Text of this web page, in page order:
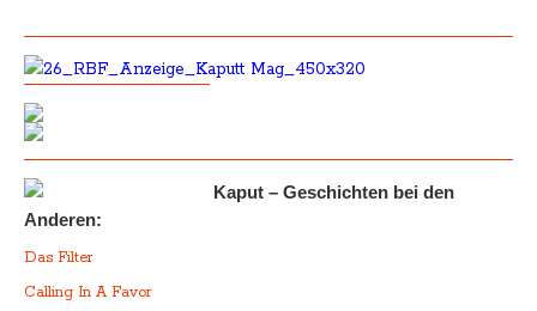
Kaput – Geschichten bei den
Anderen:
Das Filter
Calling In A Favor